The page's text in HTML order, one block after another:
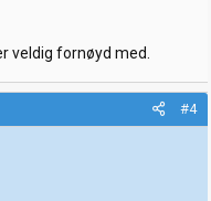
veldig fornøyd med.
#4